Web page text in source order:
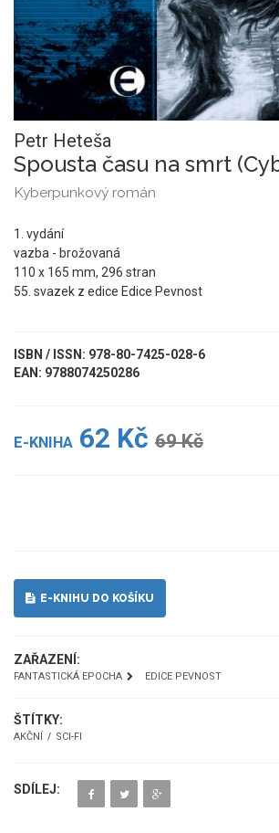
Petr Heteša
Spousta času na smrt
Kyberpunkový román
1. vydání
vazba - brožovaná
110 x 165 mm, 296 stran
55. svazek z edice Edice Pevnost
ISBN / ISSN: 978-80-7425-028-6
EAN: 9788074250286
E-KNIHA 62 Kč 69 Kč
E-KNIHU DO KOŠÍKU
ZAŘAZENÍ:
FANTASTICKÁ EPOCHA EDICE PEVNOST
ŠTÍTKY:
AKČNÍ SCI-FI
SDÍLEJ: